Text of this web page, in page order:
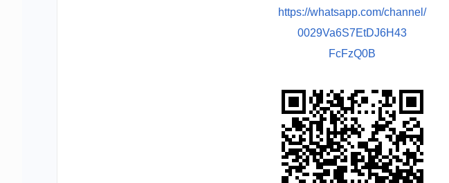
https://whatsapp.com/channel/
0029Va6S7EtDJ6H43
FcFzQ0B